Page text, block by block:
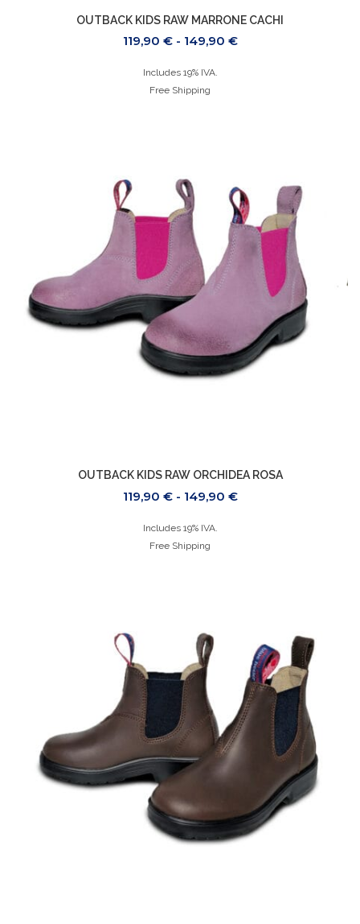
OUTBACK KIDS RAW MARRONE CACHI
119,90 € - 149,90 €
Includes 19% IVA.
Free Shipping
OUTBACK KIDS RAW ORCHIDEA ROSA
119,90 € - 149,90 €
Includes 19% IVA.
Free Shipping